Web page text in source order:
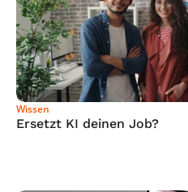
Wissen
Ersetzt KI deinen Job?